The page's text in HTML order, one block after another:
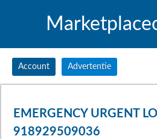
Account Advertentie
EMERGENCY URGENT
918929509036